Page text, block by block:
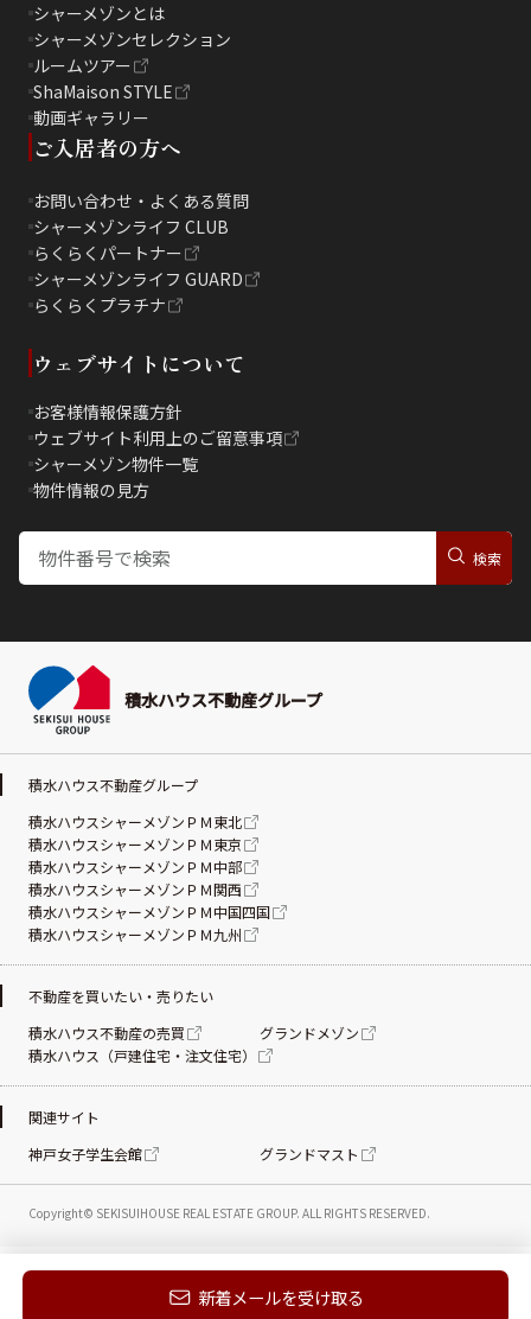
新着メールを受け取る
電話する お問い合わせ
シャーメゾンとは
シャーメゾンセレクション
ルームツアー
ShaMaison STYLE
動画ギャラリー
ご入居者の方へ
お問い合わせ・よくある質問
シャーメゾンライフ CLUB
らくらくパートナー
シャーメゾンライフ GUARD
らくらくプラチナ
ウェブサイトについて
お客様情報保護方針
ウェブサイト利用上のご留意事項
シャーメゾン物件一覧
物件情報の見方
積水ハウス不動産グループ
Copyright© SEKISUIHOUSE REAL ESTATE GROUP. ALL RIGHTS RESERVED.
積水ハウス不動産グループ
積水ハウスシャーメゾンＰＭ東北
積水ハウスシャーメゾンＰＭ東京
積水ハウスシャーメゾンＰＭ中部
積水ハウスシャーメゾンＰＭ関西
積水ハウスシャーメゾンＰＭ中国四国
積水ハウスシャーメゾンＰＭ九州
不動産を買いたい・売りたい
積水ハウス不動産の売買
グランドメゾン
積水ハウス（戸建住宅・注文住宅）
関連サイト
神戸女子学生会館
グランドマスト